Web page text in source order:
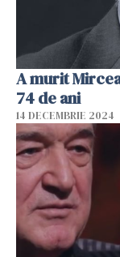
A murit
74 de ani
14 DECEMBRIE 2024